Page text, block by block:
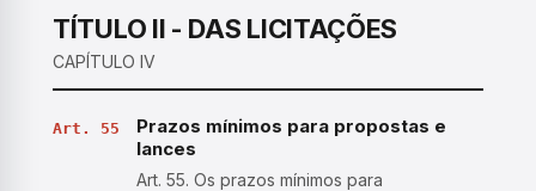
§ 1º Sem prejuízo do …
TÍTULO II - DAS LICITAÇÕES
CAPÍTULO IV
Art. 55
Prazos mínimos para propostas e
lances
Art. 55. Os prazos mínimos para